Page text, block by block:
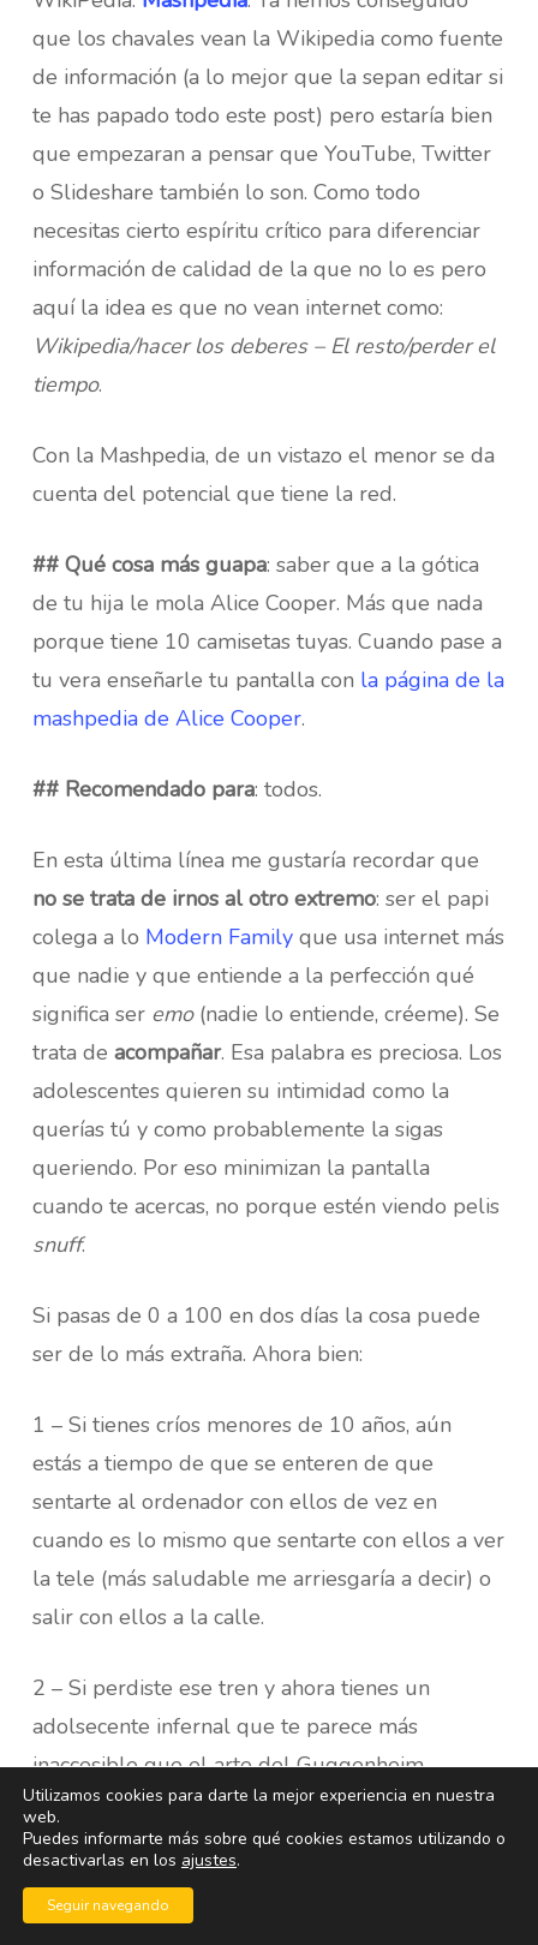
que los chavales vean la Wikipedia como fuente
de información (a lo mejor que la sepan editar si
te has papado todo este post) pero estaría bien
que empezaran a pensar que YouTube, Twitter
o Slideshare también lo son. Como todo
necesitas cierto espíritu crítico para diferenciar
información de calidad de la que no lo es pero
aquí la idea es que no vean internet como:
Wikipedia/hacer los deberes – El resto/perder el
tiempo.
Con la Mashpedia, de un vistazo el menor se da
cuenta del potencial que tiene la red.
## Qué cosa más guapa: saber que a la gótica
de tu hija le mola Alice Cooper. Más que nada
porque tiene 10 camisetas tuyas. Cuando pase a
tu vera enseñarle tu pantalla con la página de la
mashpedia de Alice Cooper.
## Recomendado para: todos.
En esta última línea me gustaría recordar que
no se trata de irnos al otro extremo: ser el papi
colega a lo Modern Familyque usa internet más
que nadie y que entiende a la perfección qué
significa ser emo(nadie lo entiende, créeme). Se
trata de acompañar. Esa palabra es preciosa. Los
adolescentes quieren su intimidad como la
querías tú y como probablemente la sigas
queriendo. Por eso minimizan la pantalla
cuando te acercas, no porque estén viendo pelis
snuff.
Si pasas de 0 a 100 en dos días la cosa puede
ser de lo más extraña. Ahora bien:
1 – Si tienes críos menores de 10 años, aún
estás a tiempo de que se enteren de que
sentarte al ordenador con ellos de vez en
cuando es lo mismo que sentarte con ellos a ver
la tele (más saludable me arriesgaría a decir) o
salir con ellos a la calle.
2 – Si perdiste ese tren y ahora tienes un
adolsecente infernal que te parece más
inaccesible que el arte del Guggenheim
simplemente piensa que de estas 10 cosas de
ahí arriba habrá algunas que no conozca y que
le van a entrenter o a aportar algo nuevo. Y
hecho de enseñar al que no sabe, es una
Utilizamos cookies para darte la mejor experiencia en nuestra
web.
Puedes informarte más sobre qué cookies estamos utilizando o
desactivarlas en los ajustes.
Seguir navegando